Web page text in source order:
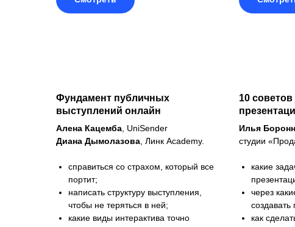
Фундамент публичных
выступлений онлайн
Алена Кацемба , UniSender
Диана Дымолазова , Линк Academy.
справиться со страхом, который все
портит;
написать структуру выступления,
чтобы не теряться в ней;
какие виды интерактива точно
10
Илья
студии
какие
через
как